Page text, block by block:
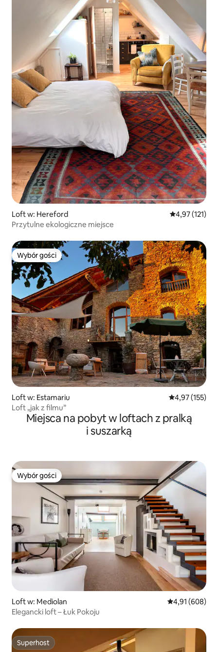
Loft w: Hereford Średnia
4,97 (121)
Przytulne ekologiczne miejsce
Wybór gości
Wybór gości
Loft w: Estamariu Średnia
4,97 (155)
Loft „jak z filmu”
Miejsca na pobyt w loftach z pralką
i suszarką
Wybór gości
Wybór gości
Loft w: Mediolan Średnia
4,91 (608)
Elegancki loft – Łuk Pokoju
Superhost
Superhost